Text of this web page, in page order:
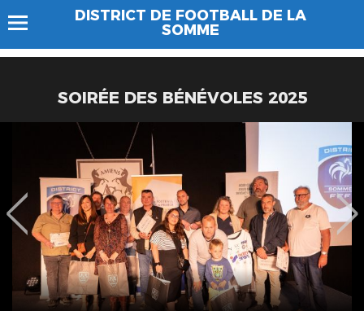
DISTRICT DE FOOTBALL DE LA
SOMME
SOIRÉE DES BÉNÉVOLES 2025